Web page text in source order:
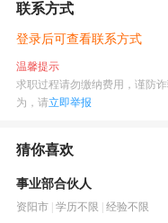
联系方式
登录后可查看联系方式
温馨提示
求职过程请勿缴纳费用，谨防
为，请立即举报
猜你喜欢
事业部合伙人
资阳市 学历不限 经验不限